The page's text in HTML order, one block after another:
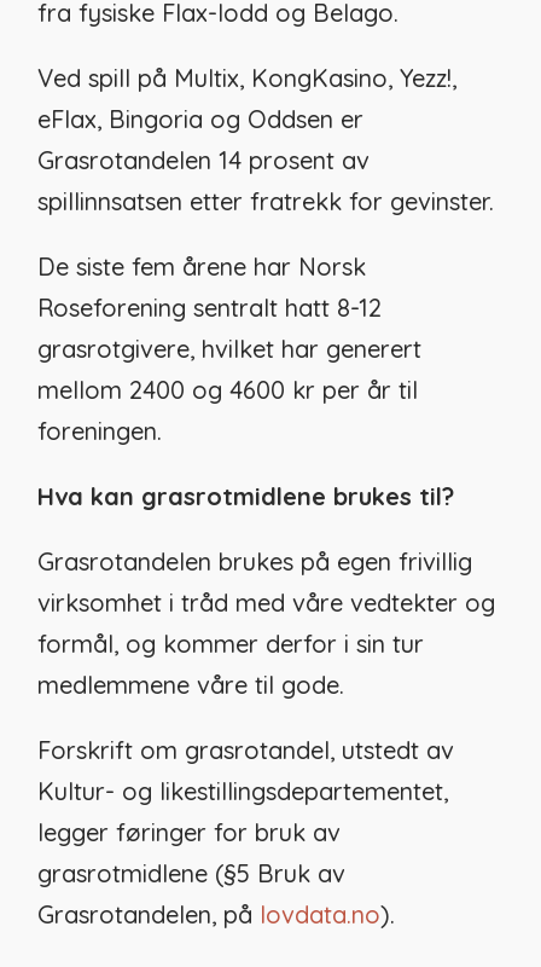
fra fysiske Flax-lodd og Belago.
Ved spill på Multix, KongKasino, Yezz!,
eFlax, Bingoria og Oddsen er
Grasrotandelen 14 prosent av
spillinnsatsen etter fratrekk for gevinster.
De siste fem årene har Norsk
Roseforening sentralt hatt 8-12
grasrotgivere, hvilket har generert
mellom 2400 og 4600 kr per år til
foreningen.
Hva kan grasrotmidlene brukes til?
Grasrotandelen brukes på egen frivillig
virksomhet i tråd med våre vedtekter og
formål, og kommer derfor i sin tur
medlemmene våre til gode.
Forskrift om grasrotandel, utstedt av
Kultur- og likestillingsdepartementet,
legger føringer for bruk av
grasrotmidlene (§5 Bruk av
Grasrotandelen, på lovdata.no).